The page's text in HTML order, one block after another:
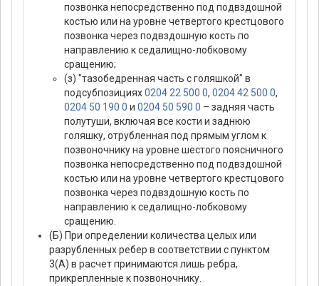
позвонка непосредственно под подвздошной
костью или на уровне четвертого крестцового
позвонка через подвздошную кость по
направлению к седалищно-лобковому
сращению;
(з) "тазобедренная часть с голяшкой" в
подсубпозициях0204 22 500 0, 0204 42 500 0,
0204 50 190 0 и 0204 50 590 0 – задняя часть
полутуши, включая все кости и заднюю
голяшку, отрубленная под прямым углом к
позвоночнику на уровне шестого поясничного
позвонка непосредственно под подвздошной
костью или на уровне четвертого крестцового
позвонка через подвздошную кость по
направлению к седалищно-лобковому
сращению.
(Б) При определении количества целых или
разрубленных ребер в соответствии с пунктом
3(А) в расчет принимаются лишь ребра,
прикрепленные к позвоночнику.